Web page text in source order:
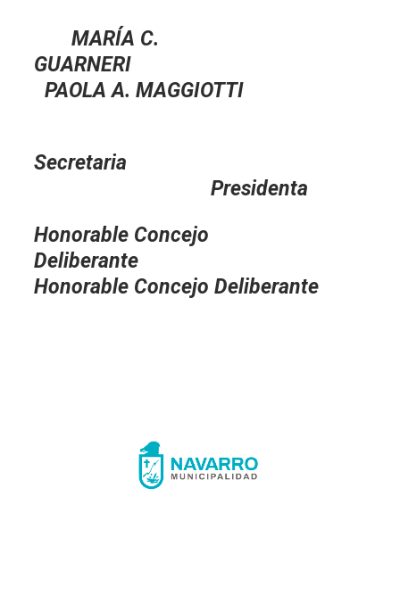
MARÍA C.
GUARNERI
PAOLA A. MAGGIOTTI
Secretaria
Presidenta
Honorable Concejo
Deliberante
Honorable Concejo Deliberante